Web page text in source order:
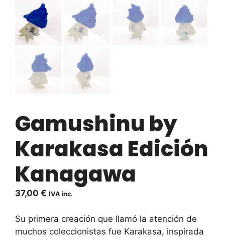
Gamushinu by
Karakasa Edición
Kanagawa
37,00 € IVA inc.
Su primera creación que llamó la atención de
muchos coleccionistas fue Karakasa, inspirada